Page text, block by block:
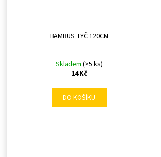
BAMBUS TYČ 120CM
Skladem (>5 ks)
14 Kč
DO KOŠÍKU